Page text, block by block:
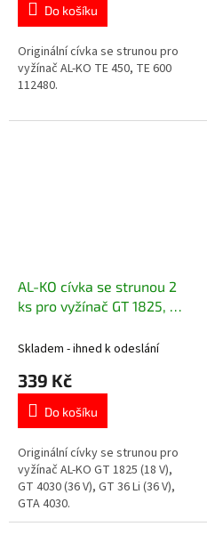
Do košíku
Originální cívka se strunou pro
vyžínač AL-KO TE 450, TE 600
112480.
AL-KO cívka se strunou 2
ks pro vyžínač GT 1825, GT
Skladem - ihned k odeslání
339 Kč
Do košíku
Originální cívky se strunou pro
vyžínač AL-KO GT 1825 (18 V),
GT 4030 (36 V), GT 36 Li (36 V),
GTA 4030.